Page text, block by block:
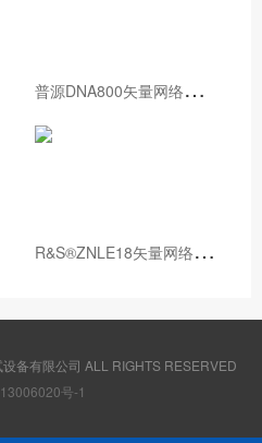
普
源DNA800矢量网络分析仪
R
&S®ZNLE18矢量网络分析仪
备有限公司 ALL RIGHTS RESERVED
号-1